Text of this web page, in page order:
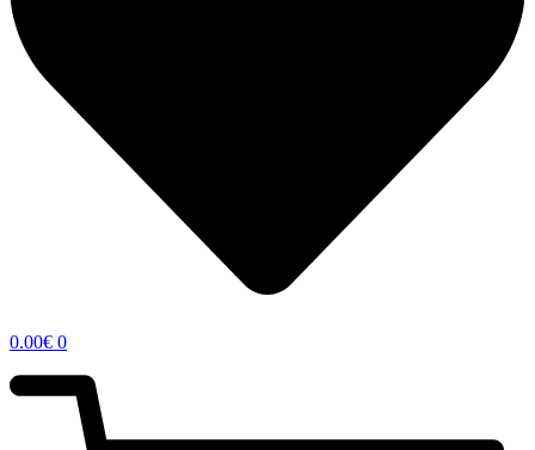
0.00€ 0